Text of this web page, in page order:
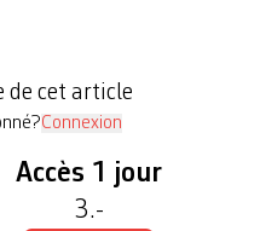
juillet; et le […]
de cet article
Connexion
Accès 1 jour
3.-